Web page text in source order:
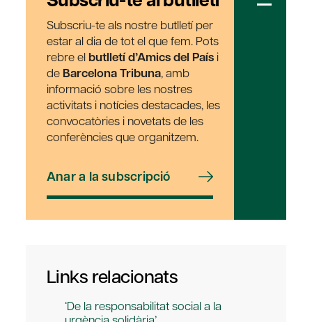
Subscriu-te als nostre butlletí per
estar al dia de tot el que fem. Pots
rebre el butlletí d’Amics del País i
de Barcelona Tribuna, amb
informació sobre les nostres
activitats i notícies destacades, les
convocatòries i novetats de les
conferències que organitzem.
Anar a la subscripció
Links relacionats
‘De la responsabilitat social a la